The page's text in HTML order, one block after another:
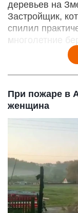
деревьев на
Застройщик,
спилил
многолетние
При пожаре в
женщина